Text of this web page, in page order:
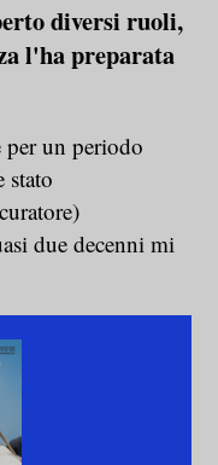
diversi ruoli,
l'ha preparata
un periodo
stato
due decenni mi